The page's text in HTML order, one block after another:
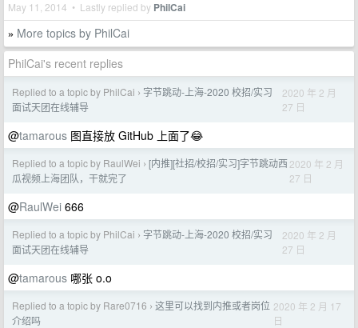
May 11, 2014 • Lastly replied by PhilCai
» More topics by PhilCai
PhilCai's recent replies
Replied to a topic by PhilCai › 字节跳动-上海-2020 校招/实习
面试天团在线辅导
2020 年 2 月
27 日
@tamarous 图直接放 GitHub 上面了😂
Replied to a topic by RaulWei › [内推][社招/校招/实习]字节跳动西
瓜视频上海团队，干就完了
2020 年 2 月
27 日
@RaulWei 666
Replied to a topic by PhilCai › 字节跳动-上海-2020 校招/实习
面试天团在线辅导
2020 年 2 月
27 日
@tamarous 哪张 o.o
Replied to a topic by Rare0716 › 这里可以找到内推或者岗位
介绍吗
2020 年 2 月 17
日